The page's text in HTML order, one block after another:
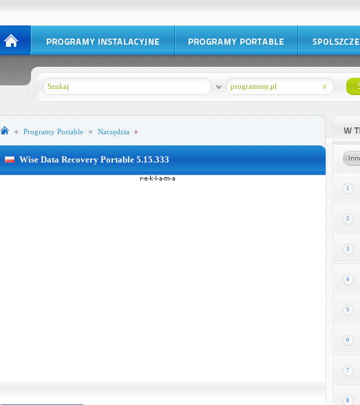
programosy.pl
w
Programy Portable Narzędzia
Wise Data Recovery Portable 5.15.333
1
2
3
4
5
6
7
8